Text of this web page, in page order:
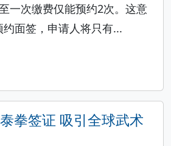
一次缴费仅能预约2次。这意
面签，申请人将只有...
拳签证 吸引全球武术